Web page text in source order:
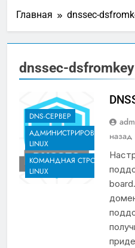
Главная dnssec-
dnssec-dsfromkey
DNS-СЕРВЕР
АДМИНИСТРИРОВАНИЕ
LINUX
КОМАНДНАЯ СТРОКА
LINUX
назад